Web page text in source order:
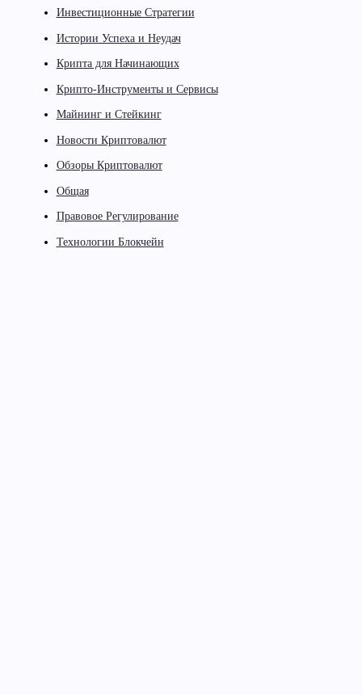
Инвестиционные Стратегии
Истории Успеха и Неудач
Крипта для Начинающих
Крипто-Инструменты и Сервисы
Майнинг и Стейкинг
Новости Криптовалют
Обзоры Криптовалют
Общая
Правовое Регулирование
Технологии Блокчейн